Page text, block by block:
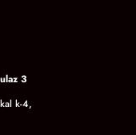
3
k-4,